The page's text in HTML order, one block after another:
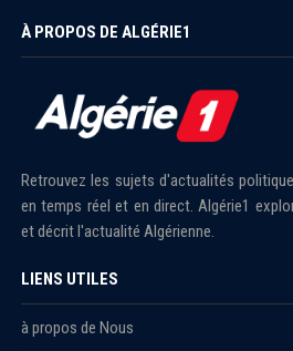
À PROPOS DE ALGÉRIE1
Retrouvez les sujets d'actualités
en temps réel et en direct. Algérie1
et décrit l'actualité Algérienne.
LIENS UTILES
à propos de Nous